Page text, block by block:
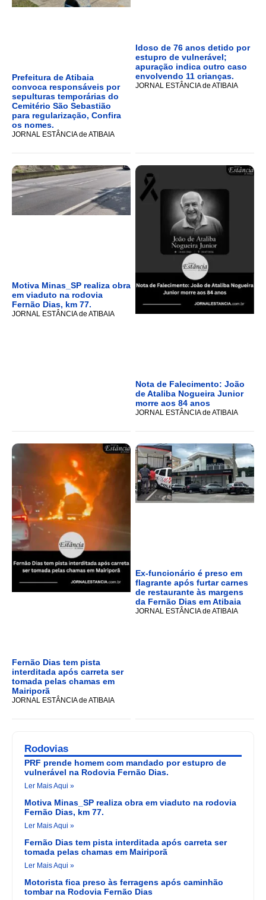
Prefeitura de Atibaia
convoca responsáveis por
sepulturas temporárias do
Cemitério São Sebastião
para regularização, Confira
os nomes.
JORNAL ESTÂNCIA de ATIBAIA
Idoso de 76 anos detido por
estupro de vulnerável;
apuração indica outro caso
envolvendo 11 crianças.
JORNAL ESTÂNCIA de ATIBAIA
Motiva Minas_SP realiza obra
em viaduto na rodovia
Fernão Dias, km 77.
JORNAL ESTÂNCIA de ATIBAIA
Nota de Falecimento: João
de Ataliba Nogueira Junior
morre aos 84 anos
JORNAL ESTÂNCIA de ATIBAIA
Fernão Dias tem pista
interditada após carreta ser
tomada pelas chamas em
Mairiporã
JORNAL ESTÂNCIA de ATIBAIA
Ex-funcionário é preso em
flagrante após furtar carnes
de restaurante às margens
da Fernão Dias em Atibaia
JORNAL ESTÂNCIA de ATIBAIA
Rodovias
PRF prende homem com mandado por estupro de
vulnerável na Rodovia Fernão Dias.
Ler Mais Aqui »
Motiva Minas_SP realiza obra em viaduto na rodovia
Fernão Dias, km 77.
Ler Mais Aqui »
Fernão Dias tem pista interditada após carreta ser
tomada pelas chamas em Mairiporã
Ler Mais Aqui »
Motorista fica preso às ferragens após caminhão
tombar na Rodovia Fernão Dias